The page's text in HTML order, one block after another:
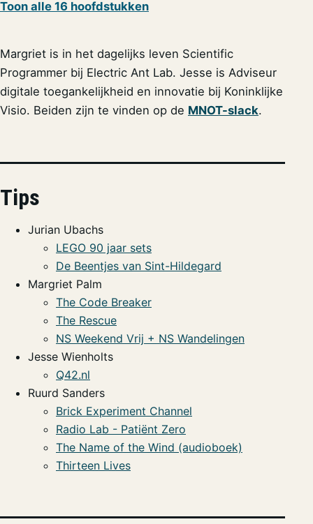
Toon alle 16 hoofdstukken
Margriet is in het dagelijks leven Scientific
Programmer bij Electric Ant Lab. Jesse is Adviseur
digitale toegankelijkheid en innovatie bij Koninklijke
Visio. Beiden zijn te vinden op de MNOT-slack.
Tips
Jurian Ubachs
LEGO 90 jaar sets
De Beentjes van Sint-Hildegard
Margriet Palm
The Code Breaker
The Rescue
NS Weekend Vrij + NS Wandelingen
Jesse Wienholts
Q42.nl
Ruurd Sanders
Brick Experiment Channel
Radio Lab - Patiënt Zero
The Name of the Wind (audioboek)
Thirteen Lives